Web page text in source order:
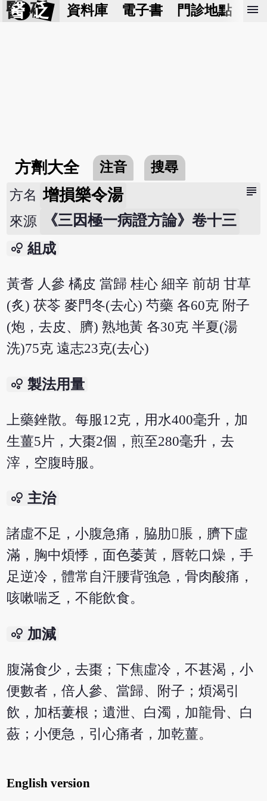
醫 砭 資料庫 電子書 門診地點 預
menu
方劑大全 注音 搜尋
subject
方名 增損樂令湯
來源 《三因極一病證方論》卷十三
bubble_chart 組成
黃耆 人參 橘皮 當歸 桂心 細辛 前胡 甘草
(炙) 茯苓 麥門冬(去心) 芍藥 各60克 附子
(炮，去皮、臍) 熟地黃 各30克 半夏(湯
洗)75克 遠志23克(去心)
bubble_chart 製法用量
上藥銼散。每服12克，用水400毫升，加
生薑5片，大棗2個，煎至280毫升，去
滓，空腹時服。
bubble_chart 主治
諸虛不足，小腹急痛，脇肋脹，臍下虛
滿，胸中煩悸，面色萎黃，唇乾口燥，手
足逆冷，體常自汗腰背強急，骨肉酸痛，
咳嗽喘乏，不能飲食。
bubble_chart 加減
腹滿食少，去棗；下焦虛冷，不甚渴，小
便數者，倍人參、當歸、附子；煩渴引
飲，加栝蔞根；遺泄、白濁，加龍骨、白
蘞；小便急，引心痛者，加乾薑。
English version